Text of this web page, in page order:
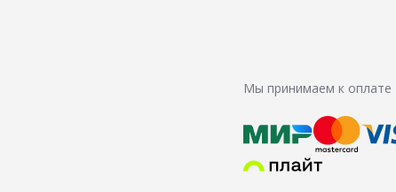
Мы принимаем к оплате